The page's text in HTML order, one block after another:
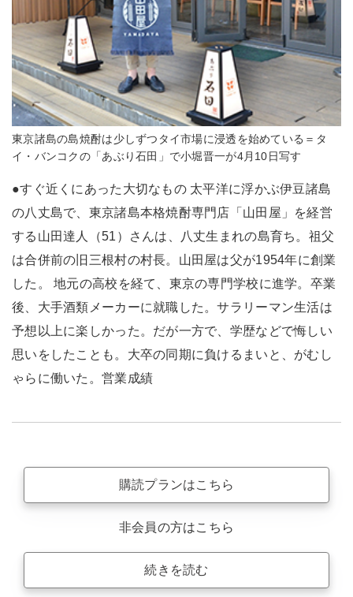
東京諸島の島焼酎は少しずつタイ市場に浸透を始めている＝タ
イ・バンコクの「あぶり石田」で小堀晋一が4月10日写す
●すぐ近くにあった大切なもの 太平洋に浮かぶ伊豆諸島
の八丈島で、東京諸島本格焼酎専門店「山田屋」を経営
する山田達人（51）さんは、八丈生まれの島育ち。祖父
は合併前の旧三根村の村長。山田屋は父が1954年に創業
した。 地元の高校を経て、東京の専門学校に進学。卒業
後、大手酒類メーカーに就職した。サラリーマン生活は
予想以上に楽しかった。だが一方で、学歴などで悔しい
思いをしたことも。大卒の同期に負けるまいと、がむし
ゃらに働いた。営業成績
購読プランはこちら
非会員の方はこちら
続きを読む